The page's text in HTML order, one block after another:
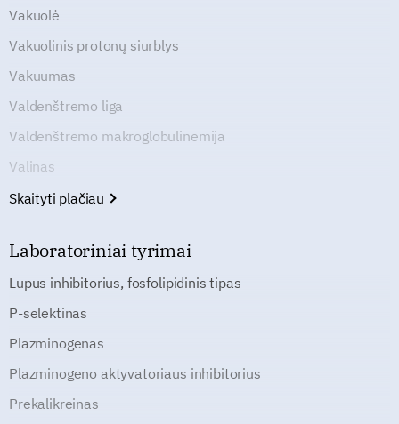
Vakuolė
Vakuolinis protonų siurblys
Vakuumas
Valdenštremo liga
Valdenštremo makroglobulinemija
Valinas
Skaityti plačiau
Laboratoriniai tyrimai
Lupus inhibitorius, fosfolipidinis tipas
P-selektinas
Plazminogenas
Plazminogeno aktyvatoriaus inhibitorius
Prekalikreinas